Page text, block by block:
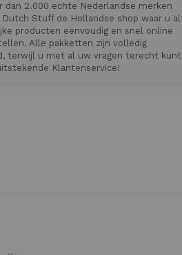
dan 2.000 echte Nederlandse merken
Dutch Stuff de Hollandse shop waar u al
producten eenvoudig en snel online
Alle pakketten zijn volledig
terwijl u met al uw vragen terecht kunt
Klantenservice!